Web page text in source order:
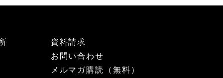
資料請求
お問い合わせ
メルマガ購読（無料）